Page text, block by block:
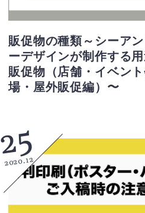
販促物の種類～シーア
ーデザインが制作する
販促物（店舗・イベン
場・屋外販促編）〜
25
2020.12